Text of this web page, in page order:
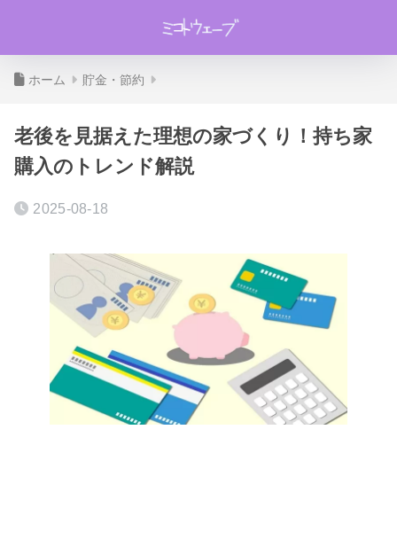
ホーム 貯金・節約
老後を見据えた理想の家づくり！持ち家
購入のトレンド解説
2025-08-18